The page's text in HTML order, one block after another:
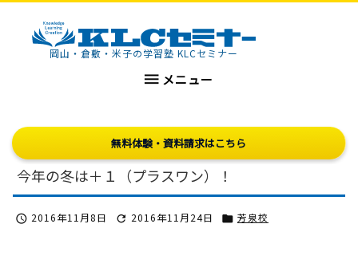
KLCセミナー岡山・倉敷・米子の学習塾 KLCセミナー
 メニュー
無料体験・資料請求はこちら
今年の冬は＋１（プラスワン）！
 2016年11月8日  2016年11月24日  芳泉校